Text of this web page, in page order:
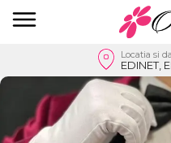
Locatia si
EDINET,